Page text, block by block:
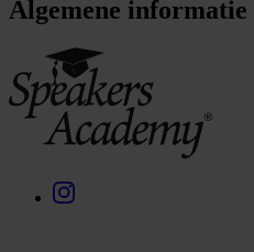
Algemene informatie